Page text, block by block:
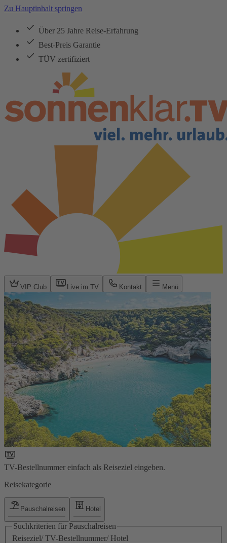
Zu Hauptinhalt springen
Über 25 Jahre Reise-Erfahrung
Best-Preis Garantie
TÜV zertifiziert
VIP Club Live im TV Kontakt Menü
TV-Bestellnummer einfach als Reiseziel eingeben.
Reisekategorie
Pauschalreisen Hotel
Suchkriterien für Pauschalreisen
Reiseziel/ TV-Bestellnummer/ Hotel